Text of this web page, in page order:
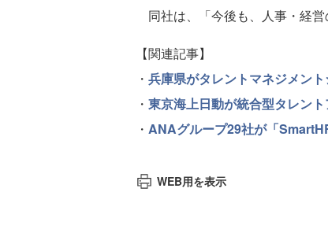
同社は、「今後も、人事・経営
【関連記事】
・ 兵庫県がタレントマネジメン
・ 東京海上日動が統合型タレン
・ ANAグループ29社が「
WEB用を表示